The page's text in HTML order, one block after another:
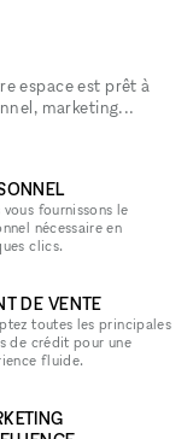
espace est prêt à
marketing...
vous fournissons le
nécessaire en
clics.
DE VENTE
toutes les principales
de crédit pour une
fluide.